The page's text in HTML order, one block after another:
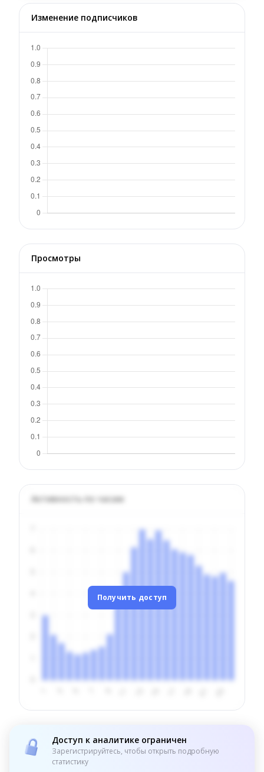
Изменение подписчиков
Просмотры
Активность по часам
Получить доступ
Доступ к аналитике ограничен
Зарегистрируйтесь, чтобы открыть подробную
статистику